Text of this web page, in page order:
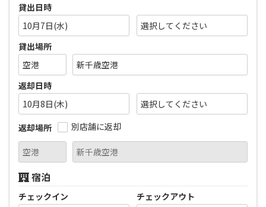
貸出日時
10月7日(水)
貸出場所
返却日時
10月8日(木)
返却場所
別店舗に返却
宿泊
チェックイン
チェックアウト